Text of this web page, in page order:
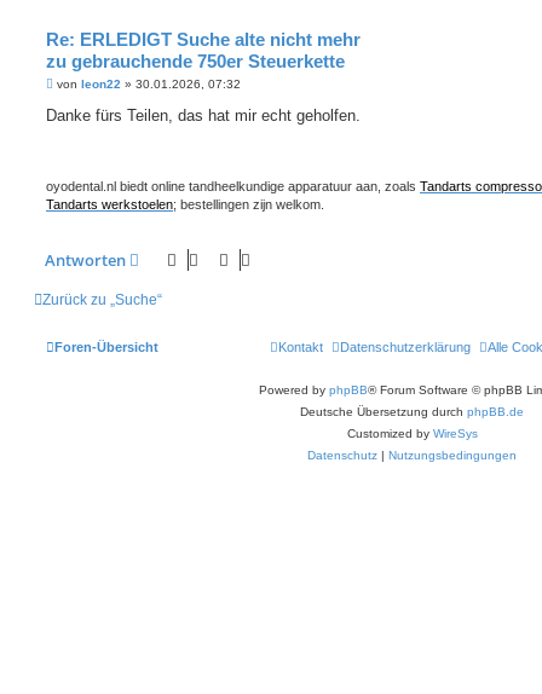
Re: ERLEDIGT Suche alte nicht mehr
zu gebrauchende 750er Steuerkette
B
i
von leon22 » 30.01.2026, 07:32
Danke fürs Teilen, das hat mir echt geholfen.
oyodental.nl biedt online tandheelkundige apparatuur aan, zoals Tandarts
Tandarts werkstoelen; bestellingen zijn welkom.
Antworten
Zurück zu „Suche“
Foren-Übersicht Alle
Datenschutzerklärung
Kontakt
Powered by phpBB® Forum Software © phpBB
Deutsche Übersetzung durch phpBB.de
Customized by WireSys
Datenschutz | Nutzungsbedingungen